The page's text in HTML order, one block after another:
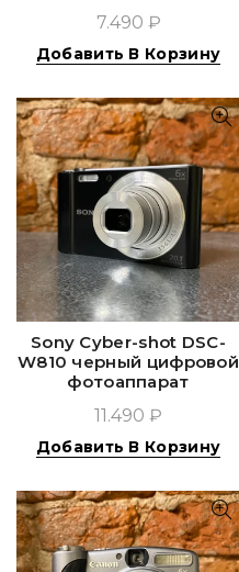
7.490 ₽
Добавить В Корзину
Sony Cyber-shot DSC-
W810 черный цифровой
фотоаппарат
11.490 ₽
Добавить В Корзину